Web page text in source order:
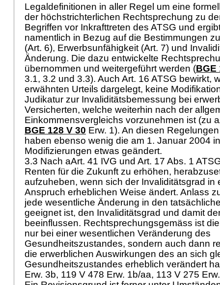
Legaldefinitionen in aller Regel um eine
der höchstrichterlichen Rechtsprechung zu
Begriffen vor Inkrafttreten des ATSG und
namentlich in Bezug auf die Bestimmungen
(Art. 6), Erwerbsunfähigkeit (Art. 7) und
Änderung. Die dazu entwickelte
übernommen und weitergeführt werden (BGE
3.1, 3.2 und 3.3). Auch Art. 16 ATSG bewirkt,
erwähnten Urteils dargelegt, keine
Judikatur zur Invaliditätsbemessung bei
Versicherten, welche weiterhin nach der
Einkommensvergleichs vorzunehmen ist (zu
BGE 128 V 30 Erw. 1). An diesen
haben ebenso wenig die am 1. Januar 2004
Modifizierungen etwas geändert.
3.3 Nach aArt. 41 IVG und Art. 17 Abs. 1
Renten für die Zukunft zu erhöhen,
aufzuheben, wenn sich der Invaliditätsgrad in
Anspruch erheblichen Weise ändert. Anlass
jede wesentliche Änderung in den
geeignet ist, den Invaliditätsgrad und damit
beeinflussen. Rechtsprechungsgemäss ist
nur bei einer wesentlichen Veränderung des
Gesundheitszustandes, sondern auch dann
die erwerblichen Auswirkungen des an sich
Gesundheitszustandes erheblich verändert
Erw. 3b, 119 V 478 Erw. 1b/aa, 113 V 275